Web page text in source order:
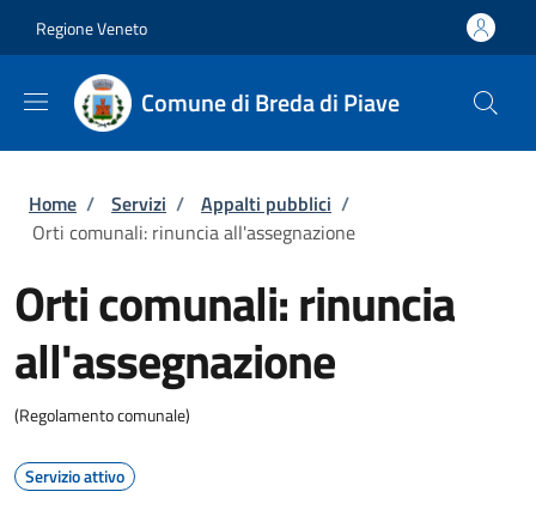
Regione Veneto
Comune di Breda di Piave
Briciole di pane
Home / Servizi / Appalti pubblici /
Orti comunali: rinuncia all'assegnazione
Orti comunali: rinuncia
all'assegnazione
(Regolamento comunale)
Servizio attivo